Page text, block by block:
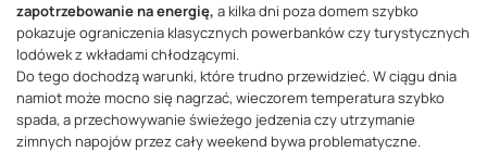
zapotrzebowanie na energię, a kilka dni poza domem szybko
pokazuje ograniczenia klasycznych powerbanków czy turystycznych
lodówek z wkładami chłodzącymi.
Do tego dochodzą warunki, które trudno przewidzieć. W ciągu dnia
namiot może mocno się nagrzać, wieczorem temperatura szybko
spada, a przechowywanie świeżego jedzenia czy utrzymanie
zimnych napojów przez cały weekend bywa problematyczne.